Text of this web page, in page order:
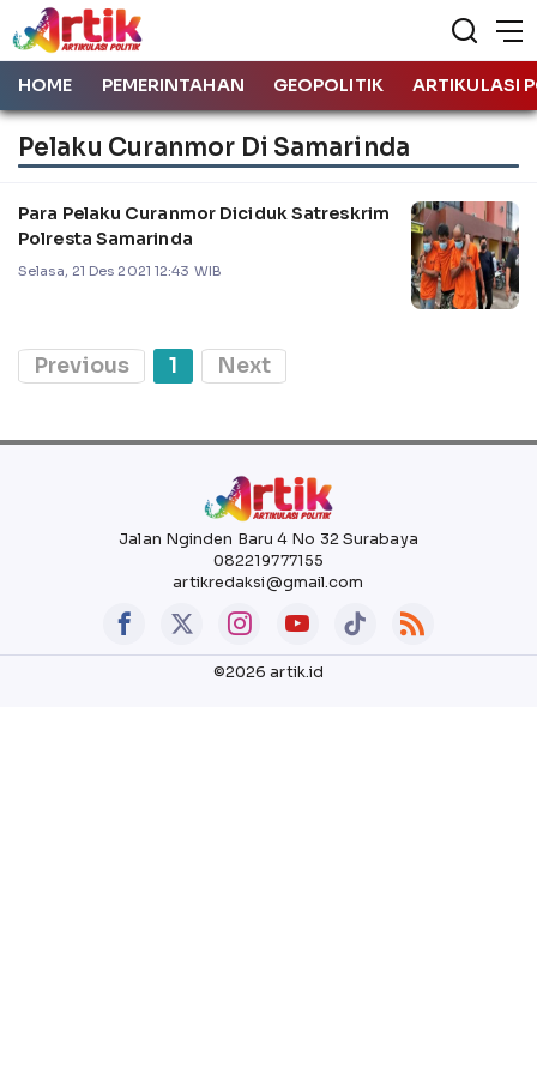
HOME PEMERINTAHAN GEOPOLITIK ARTIKULASI
Pelaku Curanmor Di Samarinda
Para Pelaku Curanmor Diciduk Satreskrim
Polresta Samarinda
Selasa, 21 Des 2021 12:43 WIB
Previous 1 Next
Jalan Nginden Baru 4 No 32 Surabaya
082219777155
artikredaksi@gmail.com
©2026 artik.id